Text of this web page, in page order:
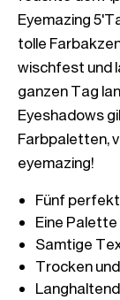
Eyemazing
tolle
wischfest und
ganzen Tag
Eyeshadows
Farbpaletten,